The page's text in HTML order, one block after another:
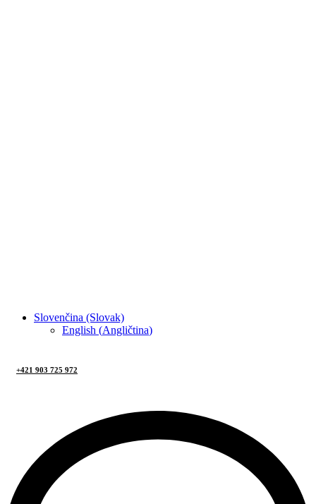
Slovenčina (Slovak)
English (Angličtina)
+421 903 725 972